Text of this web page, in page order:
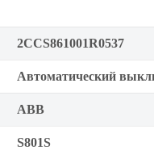
2CCS861001R0537
Автоматический
ABB
S801S